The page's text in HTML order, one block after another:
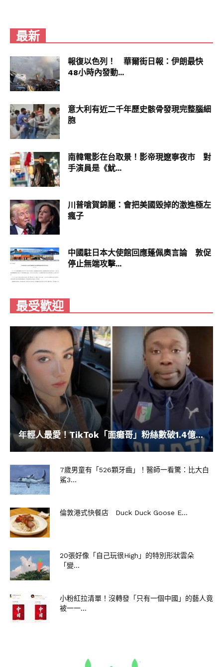
走，氣氛就會完全改變。人們會開心地撫摸牠、擁
抱牠，從牠身上獲得療癒力。」可愛的Brody天生
就是治療犬，牠能給大家帶來歡樂和希望，讓人們
最新
報復以色列！ 華爾街日報：伊朗最快
48小時內發動...
意大利有近二千年歷史骸骨發現完整腦細
胞
南韓電影在台取景！影帝現遼寧夜市 對
手演員是《魷...
川普嗆賀錦麗：會把美國毀掉的激進極左
瘋子
中國駐日本大使館回應蓬佩奧言論 敦促
停止無端攻擊...
最受歡迎
年輕人最愛！TikTok「面癱哥」粉絲數破1.4億...
7歲男童有「526顆牙齒」！醫師一看驚：比大白
鯊3...
倫敦港式快餐店 Duck Duck Goose E...
20張好像「自己玩很High」的特別形狀雲朵
「變...
小粉紅拉清單！沒轉發「只有一個中國」的藝人竟
被一一...